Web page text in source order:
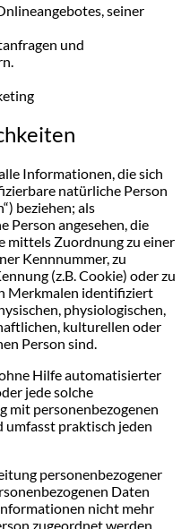
seiner
und
Informationen, die sich
natürliche Person
beziehen; als
Person angesehen, die
mittels Zuordnung zu einer
Kennnummer, zu
(z.B. Cookie) oder zu
Merkmalen identifiziert
physiologischen,
kulturellen oder
Person sind.
Hilfe automatisierter
jede solche
mit personenbezogenen
praktisch jeden
personenbezogener
Daten
nicht mehr
zugeordnet werden